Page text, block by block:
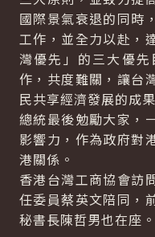
國際景氣衰退的同時
工作，並全力以赴，
灣優先」的三大優
作，共度難關，讓台
民共享經濟發展的成果
總統最後勉勵大家，
影響力，作為政府對
港關係。
香港台灣工商協會訪
任委員蔡英文陪同，
秘書長陳哲男也在座。